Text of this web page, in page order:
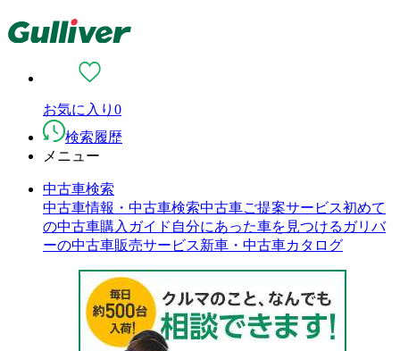
お気に入り 0
検索履歴
メニュー
中古車検索
中古車情報・中古車検索中古車ご提案サービス初めて
の中古車購入ガイド 自分にあった車を見つける ガリバ
ーの中古車販売サービス新車・中古車カタログ